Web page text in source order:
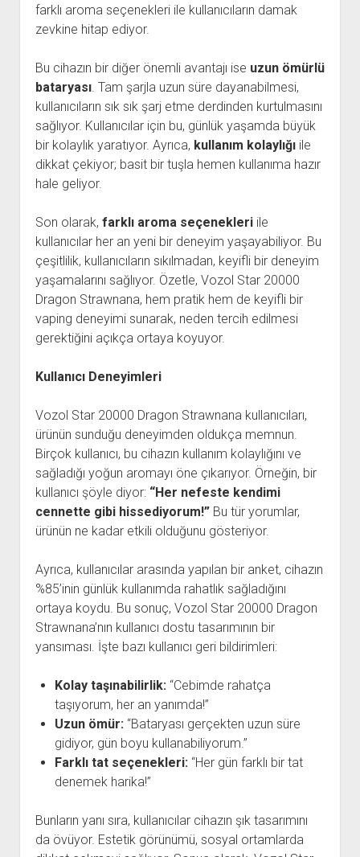
farklı aroma seçenekleri ile kullanıcıların damak
zevkine hitap ediyor.
Bu cihazın bir diğer önemli avantajı ise uzun ömürlü
bataryası. Tam şarjla uzun süre dayanabilmesi,
kullanıcıların sık sık şarj etme derdinden kurtulmasını
sağlıyor. Kullanıcılar için bu, günlük yaşamda büyük
bir kolaylık yaratıyor. Ayrıca, kullanım kolaylığıile
dikkat çekiyor; basit bir tuşla hemen kullanıma hazır
hale geliyor.
Son olarak, farklı aroma seçenekleriile
kullanıcılar her an yeni bir deneyim yaşayabiliyor. Bu
çeşitlilik, kullanıcıların sıkılmadan, keyifli bir deneyim
yaşamalarını sağlıyor. Özetle, Vozol Star 20000
Dragon Strawnana, hem pratik hem de keyifli bir
vaping deneyimi sunarak, neden tercih edilmesi
gerektiğini açıkça ortaya koyuyor.
Kullanıcı Deneyimleri
Vozol Star 20000 Dragon Strawnana kullanıcıları,
ürünün sunduğu deneyimden oldukça memnun.
Birçok kullanıcı, bu cihazın kullanım kolaylığını ve
sağladığı yoğun aromayı öne çıkarıyor. Örneğin, bir
kullanıcı şöyle diyor: “Her nefeste kendimi
cennette gibi hissediyorum!”Bu tür yorumlar,
ürünün ne kadar etkili olduğunu gösteriyor.
Ayrıca, kullanıcılar arasında yapılan bir anket, cihazın
%85’inin günlük kullanımda rahatlık sağladığını
ortaya koydu. Bu sonuç, Vozol Star 20000 Dragon
Strawnana’nın kullanıcı dostu tasarımının bir
yansıması. İşte bazı kullanıcı geri bildirimleri:
Kolay taşınabilirlik:“Cebimde rahatça
taşıyorum, her an yanımda!”
Uzun ömür:“Bataryası gerçekten uzun süre
gidiyor, gün boyu kullanabiliyorum.”
Farklı tat seçenekleri:“Her gün farklı bir tat
denemek harika!”
Bunların yanı sıra, kullanıcılar cihazın şık tasarımını
da övüyor. Estetik görünümü, sosyal ortamlarda